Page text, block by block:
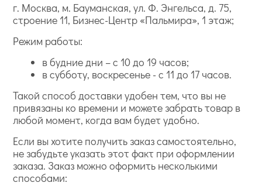
г. Москва, м. Бауманская, ул. Ф. Энгельса, д. 75,
строение 11, Бизнес-Центр «Пальмира», 1 этаж;
Режим работы:
в будние дни – с 10 до 19 часов;
в субботу, воскресенье - с 11 до 17 часов.
Такой способ доставки удобен тем, что вы не
привязаны ко времени и можете забрать товар в
любой момент, когда вам будет удобно.
Если вы хотите получить заказ самостоятельно,
не забудьте указать этот факт при оформлении
заказа. Заказ можно оформить несколькими
способами: